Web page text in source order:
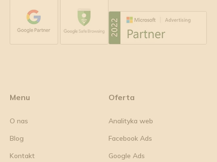
Menu
O nas
Blog
Kontakt
Oferta
Analityka web
Facebook Ads
Google Ads